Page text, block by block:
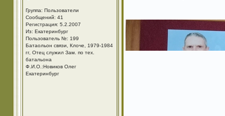
Группа: Пользователи
Сообщений: 41
Регистрация: 5.2.2007
Из: Екатеринбург
Пользователь №: 199
Батаольон связи, Клоче, 1979-1984
гг, Отец служил Зам. по тех.
батальона
Ф.И.О.:Новиков Олег
Екатеринбург